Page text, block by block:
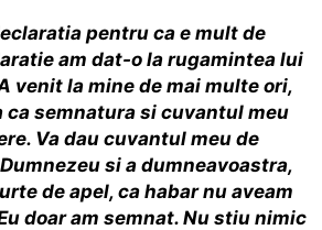
pentru ca e mult de
am dat-o la rugamintea lui
venit la mine de mai multe ori,
ca semnatura si cuvantul meu
Va dau cuvantul meu de
si a dumneavoastra,
de apel, ca habar nu aveam
doar am semnat. Nu stiu nimic